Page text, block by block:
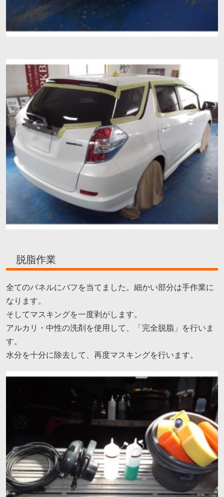
脱脂作業
全てのパネルにバフを当てました。細かい部分は手作業に
なります。
そしてマスキングを一度剥がします。
アルカリ・中性の洗剤を使用して、「完全脱脂」を行いま
す。
水分を十分に除去して、再度マスキングを行います。